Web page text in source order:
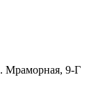
Мраморная, 9-Г